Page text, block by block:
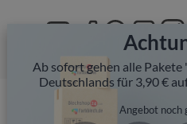
Ab sofort gehen alle
Deutschlands für 3,90 €
Angebot noch